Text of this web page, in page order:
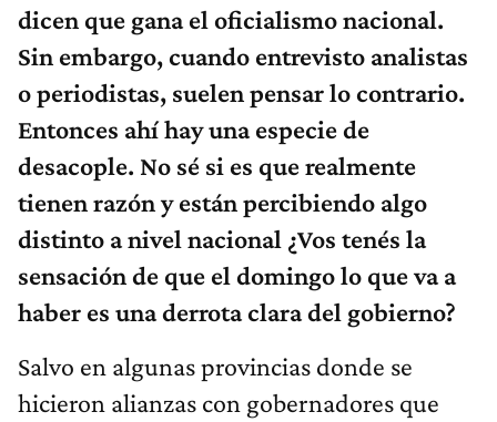
dicen que gana el oficialismo nacional.
Sin embargo, cuando entrevisto analistas
o periodistas, suelen pensar lo contrario.
Entonces ahí hay una especie de
desacople. No sé si es que realmente
tienen razón y están percibiendo algo
distinto a nivel nacional ¿Vos tenés la
sensación de que el domingo lo que va a
haber es una derrota clara del gobierno?
Salvo en algunas provincias donde se
hicieron alianzas con gobernadores que